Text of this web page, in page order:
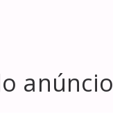
anúncio